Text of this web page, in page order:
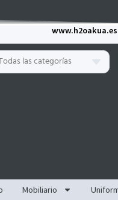
www.h2oakua.es
las categorías
Mobiliario